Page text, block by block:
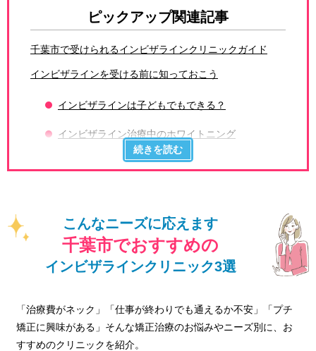
ピックアップ関連記事
千葉市で受けられるインビザラインクリニックガイド
インビザラインを受ける前に知っておこう
インビザラインは子どもでもできる？
インビザライン治療中のホワイトニング
インビザラインのゴムかけ（顎間ゴム）の役割
インビザラインはデンタルローンで支払いがで
きる？
こんなニーズに応えます
千葉市でおすすめの
インビザラインクリニック3選
「治療費がネック」「仕事が終わりでも通えるか不安」「プチ
矯正に興味がある」そんな矯正治療のお悩みやニーズ別に、お
すすめのクリニックを紹介。